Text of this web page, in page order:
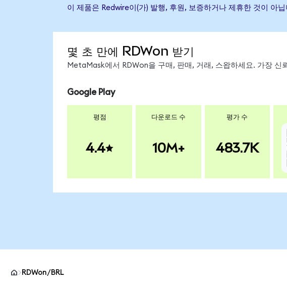
이 제품은 Redwire이(가) 발행, 후원, 보증하거나 제휴한 것이 아
몇 초 만에 RDWon 받기
MetaMask에서 RDWon을 구매, 판매, 거래, 스왑하세요. 가장 신
Google Play
평점
4.4
다운로드 수
10M+
평가 수
483.7K
RDWon/BRL